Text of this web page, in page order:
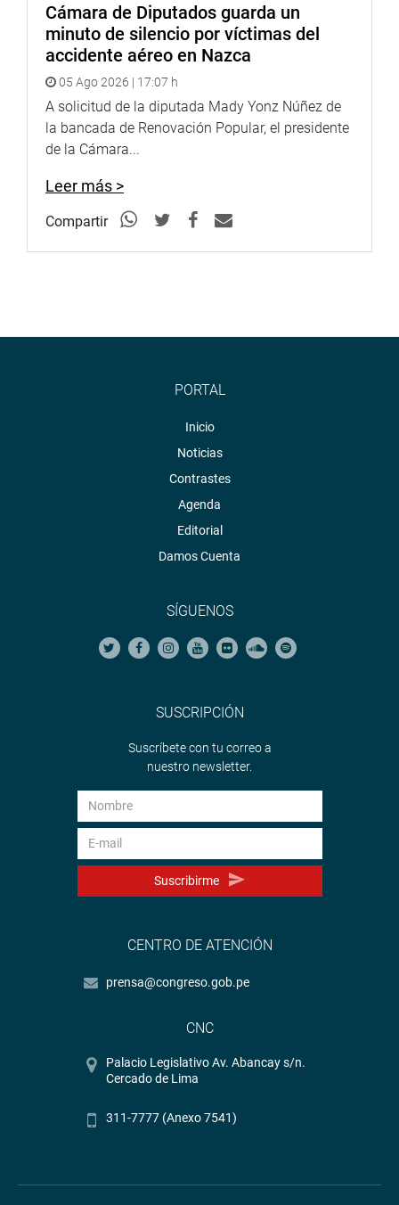
Cámara de Diputados guarda un
minuto de silencio por víctimas del
accidente aéreo en Nazca
05 Ago 2026 | 17:07 h
A solicitud de la diputada Mady Yonz Núñez de
la bancada de Renovación Popular, el presidente
de la Cámara...
Leer más >
Compartir
PORTAL
Inicio
Noticias
Contrastes
Agenda
Editorial
Damos Cuenta
SÍGUENOS
SUSCRIPCIÓN
Suscríbete con tu correo a
nuestro newsletter.
Suscribirme
CENTRO DE ATENCIÓN
prensa@congreso.gob.pe
CNC
Palacio Legislativo Av. Abancay s/n.
Cercado de Lima
311-7777 (Anexo 7541)